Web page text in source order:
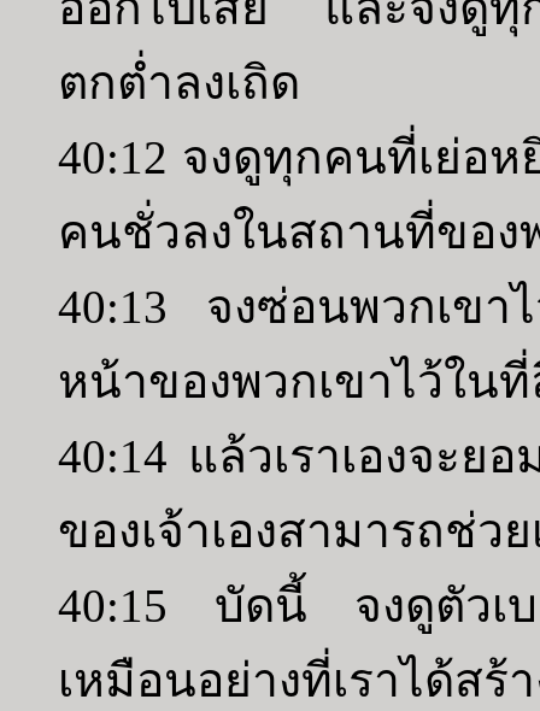
ตกต่ำลงเถิด
40:12 จงดูทุกคนที่เย่อห
คนชั่วลงในสถานที่ของ
40:13 จงซ่อนพวกเข
หน้าของพวกเขาไว้ใน
40:14 แล้วเราเองจะย
ของเจ้าเองสามารถช่ว
40:15 บัดนี้ จงดูตัวเบ
เหมือนอย่างที่เราได้